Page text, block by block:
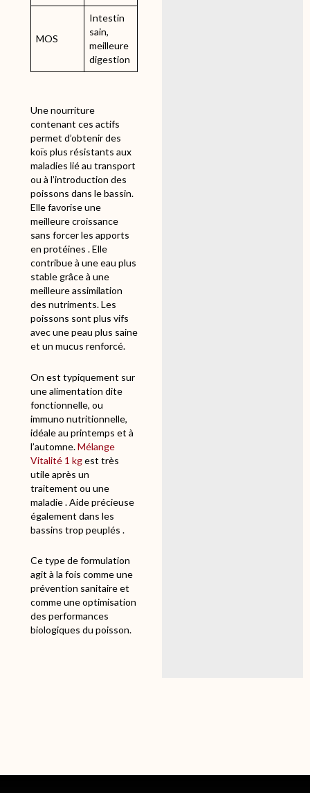
MOS
Intestin
sain,
meilleure
digestion
Une nourriture
contenant ces actifs
permet d’obtenir des
koïs plus résistants aux
maladies lié au transport
ou à l’introduction des
poissons dans le bassin.
Elle favorise une
meilleure croissance
sans forcer les apports
en protéines . Elle
contribue à une eau plus
stable grâce à une
meilleure assimilation
des nutriments. Les
poissons sont plus vifs
avec une peau plus saine
et un mucus renforcé.
On est typiquement sur
une alimentation dite
fonctionnelle, ou
immuno nutritionnelle,
idéale au printemps et à
l’automne.Mélange
Vitalité 1 kgest très
utile après un
traitement ou une
maladie . Aide précieuse
également dans les
bassins trop peuplés .
Ce type de formulation
agit à la fois comme une
prévention sanitaire et
comme une optimisation
des performances
biologiques du poisson.